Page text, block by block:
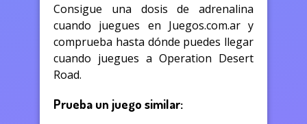
Consigue una dosis de adrenalina
cuando juegues en Juegos.com.ar y
comprueba hasta dónde puedes llegar
cuando juegues a Operation Desert
Road.
Prueba un juego similar: